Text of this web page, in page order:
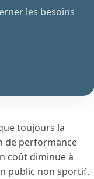
les besoins
toujours la
de performance
coût diminue à
public non sportif.